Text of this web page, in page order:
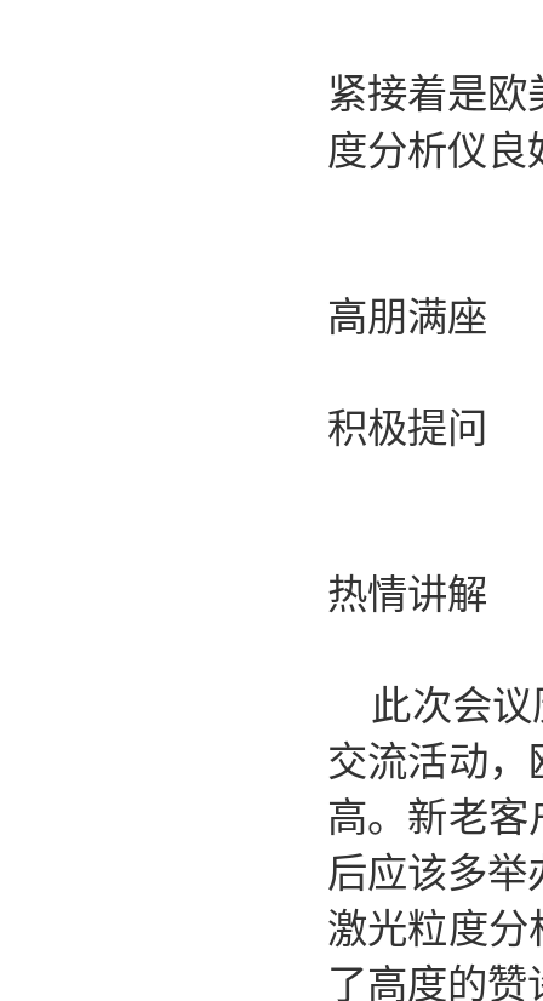
紧接着是
度分析仪良
高朋满座
积极提问
热情讲解
此次会议
交流活动
高。新老
后应该多举
激光粒度分
了高度的赞